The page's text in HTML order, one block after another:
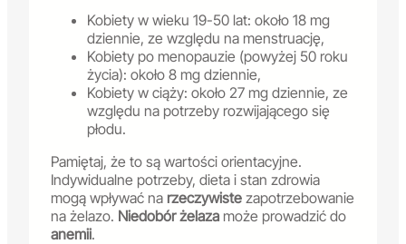
Kobiety w wieku 19-50 lat: około 18 mg
dziennie, ze względu na menstruację,
Kobiety po menopauzie (powyżej 50 roku
życia): około 8 mg dziennie,
Kobiety w ciąży: około 27 mg dziennie, ze
względu na potrzeby rozwijającego się
płodu.
Pamiętaj, że to są wartości orientacyjne.
Indywidualne potrzeby, dieta i stan zdrowia
mogą wpływać na rzeczywiste zapotrzebowanie
na żelazo. Niedobór żelaza może prowadzić do
anemii.